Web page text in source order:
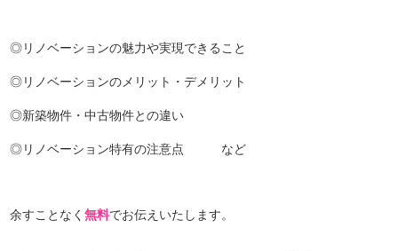
◎リノベーションの魅力や実現できること
◎リノベーションのメリット・デメリット
◎新築物件・中古物件との違い
◎リノベーション特有の注意点 など
余すことなく無料でお伝えいたします。